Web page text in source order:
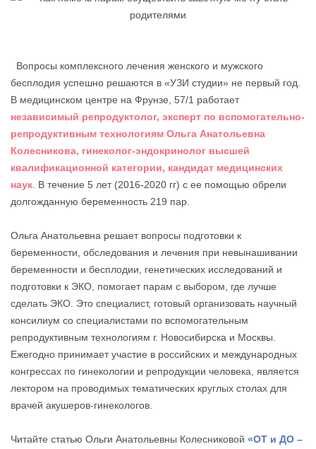
Вопросы комплексного лечения женского и мужского
бесплодия успешно решаются в «УЗИ студии» не первый год.
В медицинском центре на Фрунзе, 57/1 работает
независимый репродуктолог, эксперт по вспомогательно-
репродуктивным технологиям Ольга Анатольевна
Колесникова, гинеколог-эндокринолог высшей
квалификационной категории, кандидат медицинских
наук . В течение 5 лет (2016-2020 гг) с ее помощью обрели
долгожданную беременность 219 пар.
Ольга Анатольевна решает вопросы подготовки к
беременности, обследования и лечения при невынашивании
беременности и бесплодии, генетических исследований и
подготовки к ЭКО, помогает парам с выбором, где лучше
сделать ЭКО. Это специалист, готовый организовать научный
консилиум со специалистами по вспомогательным
репродуктивным технологиям г. Новосибирска и Москвы.
Ежегодно принимает участие в российских и международных
конгрессах по гинекологии и репродукции человека, является
лектором на проводимых тематических круглых столах для
врачей акушеров-гинекологов.
Читайте статью Ольги Анатольевны Колесниковой «ОТ и ДО –